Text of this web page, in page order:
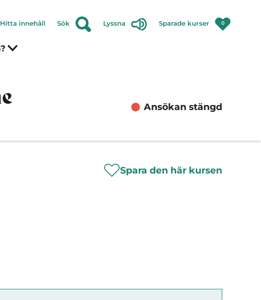
Hitta innehåll Sök Lyssna Sparade kurser 0
Ansökan stängd
Spara den här kursen